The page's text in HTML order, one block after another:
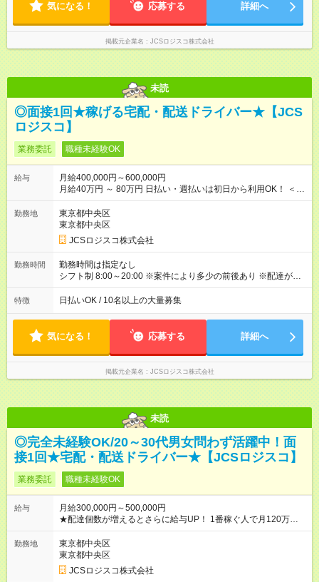
気になる！ 応募する 詳細へ
掲載元企業名 JCSロジスコ株式会社
未読
◎面接1回★稼げる宅配・配送ドライバー★【JCS
ロジスコ】
業務委託 職種未経験OK
給与
月給400,000円～600,000円
月給40万円 ～ 80万円 日払い・週払いは初日から利用OK！ ＜想
定年収＞ 480万円 ～ 960万円 ★配達個数が増えるとさらに給与
UP！ ★1番稼ぐ人で月120万ほど！ ＜平均収入イメージ＞ ・主
要都市エリア 月収50万円／週5日稼働 月収60万~80万円／週6日
稼働 ・地方郊外エリア 月収40万円／週5日稼働 月収45万円~60
万円／週6日稼働 【試用期間】試用期間なし
勤務地
東京都中央区
東京都中央区
JCSロジスコ株式会社
勤務時間
勤務時間は指定なし
シフト制 8:00～20:00 ※案件により多少の前後あり ※配達が完
了次第、帰社OKです
特徴 日払いOK / 10名以上の大量募集
気になる！ 応募する 詳細へ
掲載元企業名 JCSロジスコ株式会社
未読
◎完全未経験OK/20～30代男女問わず活躍中！面
接1回★宅配・配送ドライバー★【JCSロジスコ】
業務委託 職種未経験OK
給与
月給300,000円～500,000円
★配達個数が増えるとさらに給与UP！ 1番稼ぐ人で月120万ほ
ど！ ・主要都市エリア 月収55万円／週5日稼働 月収65万~112
万円／週6日稼働 ・地方郊外エリア 月収40万円／週5日稼働 月
収40万円~50万円／週6日稼働 ＜モデルイメージ＞ ■月収50万
円 (27歳男性/江東区在住)※元建築関係 1日150個配達×25日勤務
(日休み) ■月収80万円(43歳男性/墨田区在住)※元営業 1日200個
勤務地
東京都中央区
東京都中央区
JCSロジスコ株式会社